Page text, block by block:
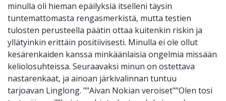
minulla oli hieman epäilyksiä itselleni täysin
tuntemattomasta rengasmerkistä, mutta testien
tulosten perusteella päätin ottaa kuitenkin riskin ja
yllätyinkin erittäin positiivisesti. Minulla ei ole ollut
kesärenkaiden kanssa minkäänlaisia ongelmia missään
keliolosuhteissa. Seuraavaksi minun on ostettava
nastarenkaat, ja ainoan järkivalinnan tuntuu
tarjoavan Linglong. ""Aivan Nokian veroiset""Olen tosi